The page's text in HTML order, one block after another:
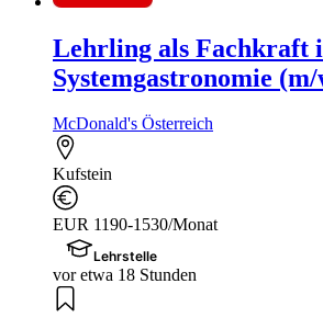
Lehrling als Fachkraft
Systemgastronomie
McDonald's Österreich
Kufstein
EUR 1190-1530/Monat
Lehrstelle
vor etwa 18 Stunden